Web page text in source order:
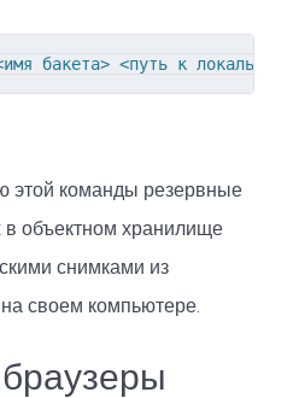
бакета> <путь к локальной
этой команды резервные
объектном хранилище
снимками из
своем компьютере.